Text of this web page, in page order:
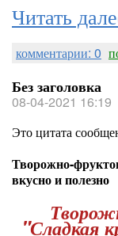
Читать
комментарии: 0
Без заголовка
08-04-2021 16:19
Это цитата
Творожно-
вкусно и полезно
"Сладкая